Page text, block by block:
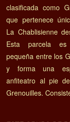
clasificada como
que pertenece
La Chablisienne
Esta parcela
pequeña entre los
y forma una
anfiteatro al pie
Grenouilles.